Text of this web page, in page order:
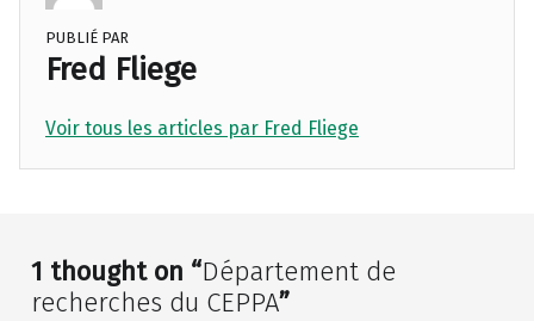
PUBLIÉ PAR
Fred Fliege
Voir tous les articles par Fred Fliege
Skip back to main navigation
1 thought on “Département de
recherches du CEPPA”